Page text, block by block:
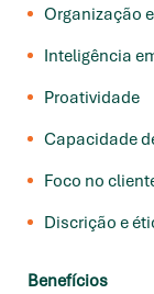
Organização
Inteligência
Proatividade
Capacidade
Foco no
Discrição e
Benefícios